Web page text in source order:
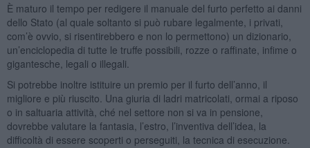
È maturo il tempo per redigere il manuale del furto perfetto ai danni
dello Stato (al quale soltanto si può rubare legalmente, i privati,
com’è ovvio, si risentirebbero e non lo permettono) un dizionario,
un’enciclopedia di tutte le truffe possibili, rozze o raffinate, infime o
gigantesche, legali o illegali.
Si potrebbe inoltre istituire un premio per il furto dell’anno, il
migliore e più riuscito. Una giuria di ladri matricolati, ormai a riposo
o in saltuaria attività, ché nel settore non si va in pensione,
dovrebbe valutare la fantasia, l’estro, l’inventiva dell’idea, la
difficoltà di essere scoperti o perseguiti, la tecnica di esecuzione.